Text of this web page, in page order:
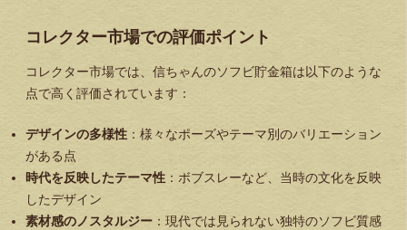
コレクター市場での評価ポイント
コレクター市場では、信ちゃんのソフビ貯金箱は以下のような
点で高く評価されています：
デザインの多様性 ：様々なポーズやテーマ別のバリエーション
がある点
時代を反映したテーマ性 ：ボブスレーなど、当時の文化を反映
したデザイン
素材感のノスタルジー ：現代では見られない独特のソフビ質感